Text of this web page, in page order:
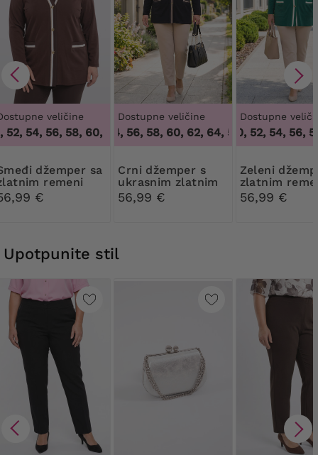
veličine
54, 56, 58, 60, 62, 64,48, 50, 52, 54, 56, 58, 60, 62, 64
sa
remeni
€
Dostupne veličine
52, 54, 56, 58, 60, 62, 64,52, 54, 56, 58, 60,
Crni džemper s
ukrasnim zlatnim
remeni
56,99 €
Dostupne
48, 50, 52, 54, 56,
Zeleni džemper sa
zlatnim
56,99 €
Upotpunite stil